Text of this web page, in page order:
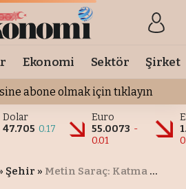
Ekonomi Sektör Şirket
abone olmak için tıklayın
Dolar
47.705 0.17
Euro
55.0073 -
0.01
Şehir » Metin Saraç: Katma değerli üretim güçlenmek zorunda